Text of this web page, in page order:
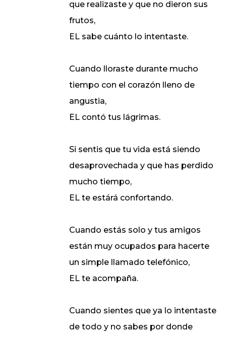
que realizaste y que no dieron sus
frutos,
EL sabe cuánto lo intentaste.
Cuando lloraste durante mucho
tiempo con el corazón lleno de
angustia,
EL contó tus lágrimas.
Si sentis que tu vida está siendo
desaprovechada y que has perdido
mucho tiempo,
EL te estárá confortando.
Cuando estás solo y tus amigos
están muy ocupados para hacerte
un simple llamado telefónico,
EL te acompaña.
Cuando sientes que ya lo intentaste
de todo y no sabes por donde